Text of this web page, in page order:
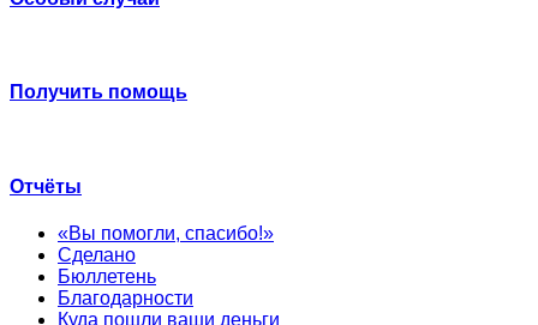
Получить помощь
Отчёты
«Вы помогли, спасибо!»
Сделано
Бюллетень
Благодарности
Куда пошли ваши деньги